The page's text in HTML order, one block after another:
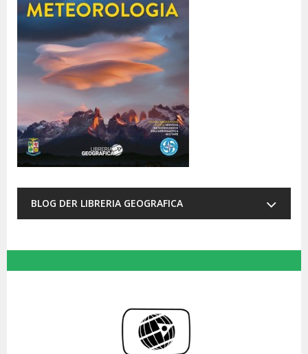
BLOG DER LIBRERIA GEOGRAFICA